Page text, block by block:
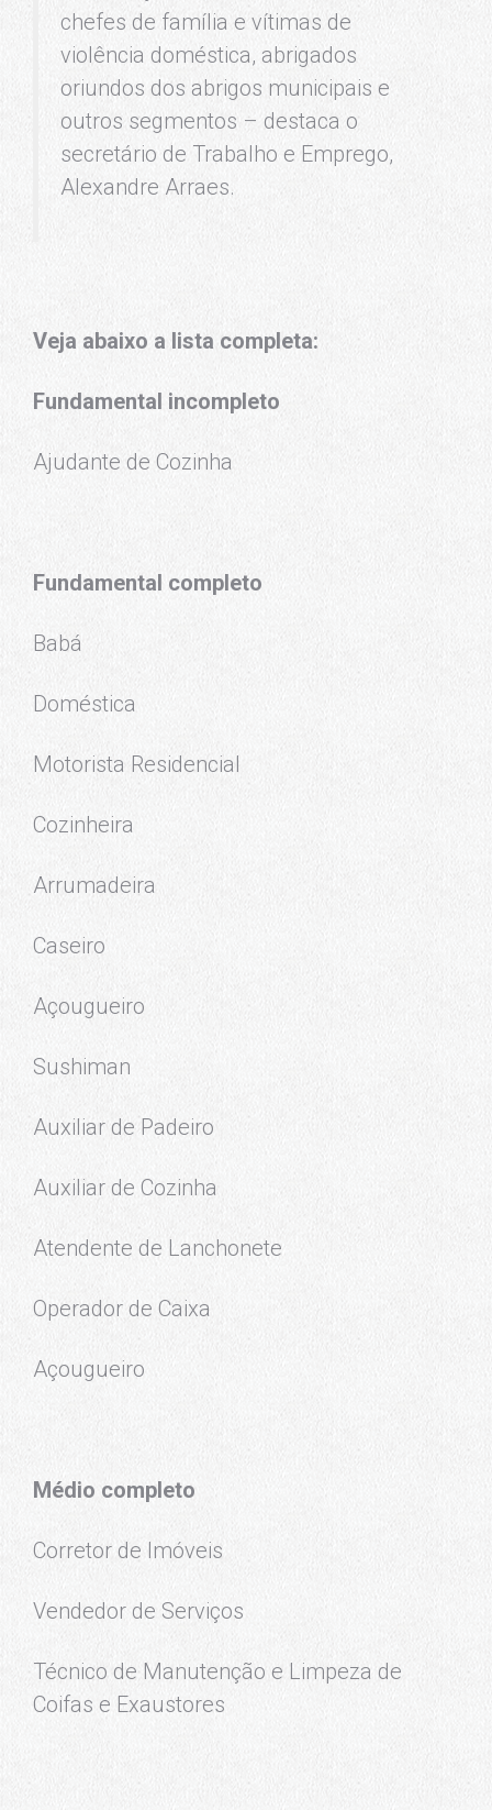
chefes de família e vítimas de
violência doméstica, abrigados
oriundos dos abrigos municipais e
outros segmentos – destaca o
secretário de Trabalho e Emprego,
Alexandre Arraes.
Veja abaixo a lista completa:
Fundamental incompleto
Ajudante de Cozinha
Fundamental completo
Babá
Doméstica
Motorista Residencial
Cozinheira
Arrumadeira
Caseiro
Açougueiro
Sushiman
Auxiliar de Padeiro
Auxiliar de Cozinha
Atendente de Lanchonete
Operador de Caixa
Açougueiro
Médio completo
Corretor de Imóveis
Vendedor de Serviços
Técnico de Manutenção e Limpeza de
Coifas e Exaustores